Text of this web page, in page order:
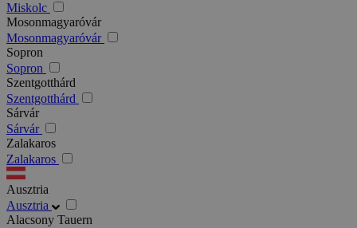
Miskolc
Mosonmagyaróvár
Mosonmagyaróvár
Sopron
Sopron
Szentgotthárd
Szentgotthárd
Sárvár
Sárvár
Zalakaros
Zalakaros
Ausztria
Ausztria
Alacsony Tauern